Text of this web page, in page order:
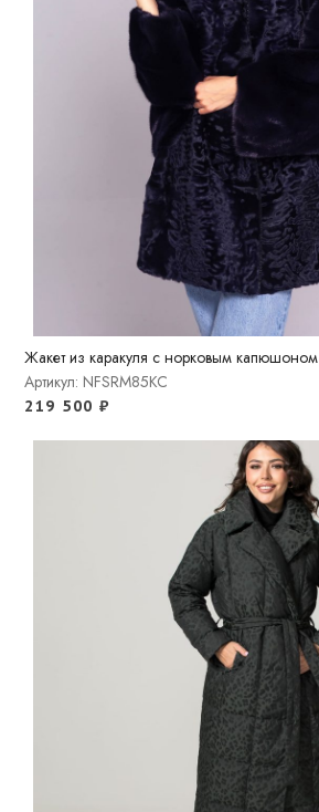
Жакет из каракуля с норковым капюшоном
Артикул: NFSRM85KC
219 500₽